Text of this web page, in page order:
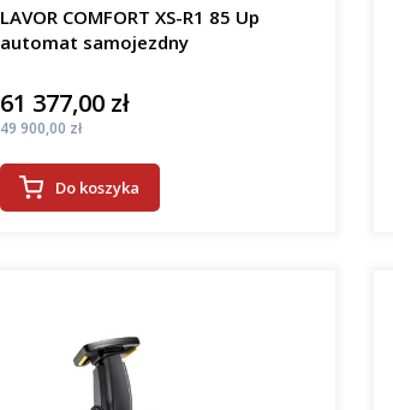
LAVOR COMFORT XS-R1 85 Up
automat samojezdny
Cena
61 377,00 zł
Cena
49 900,00 zł
Do koszyka